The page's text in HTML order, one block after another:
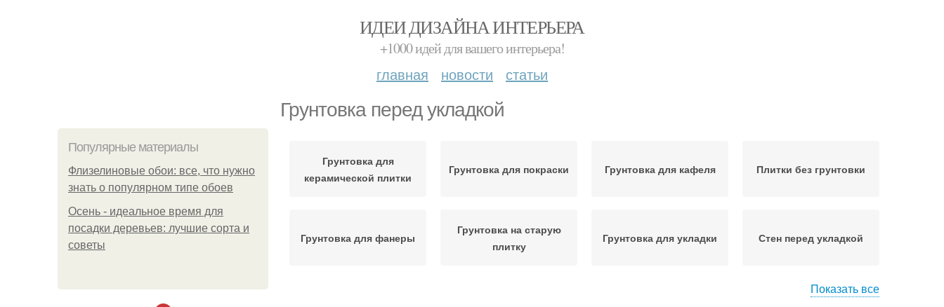
ИДЕИ ДИЗАЙНА ИНТЕРЬЕРА
+1000 идей для вашего интерьера!
главная новости статьи
Грунтовка перед укладкой
Популярные материалы
Флизелиновые обои: все, что нужно
знать о популярном типе обоев
Осень - идеальное время для
посадки деревьев: лучшие сорта и
советы
Грунтовка для
керамической плитки
Грунтовка для покраски Грунтовка для кафеля Плитки без грунтовки
Грунтовка для фанеры
Грунтовка на старую
плитку
Грунтовка для укладки Стен перед укладкой
Показать все